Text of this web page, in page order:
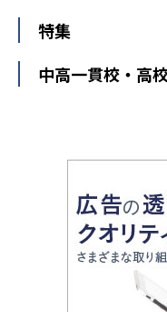
新潟県
中部
愛知県
静岡県
大阪府
兵庫県
鳥取県
島根県
香川県
個別教室のトライ
武田塾
中学受験
大学受験
教育全般
大学受験塾の選び方
中学受験に熱心な
小学校受験
家庭教師
特集
開成番長直伝！子
運動と遊びを考える
情報Ⅰ、数学が苦
アップ法
悩み多き「大学受
英語・英会話・英検
小学校教師が解説
中高一貫校・高
大学入試改革
ママテクエグザム
進化する中高一貫